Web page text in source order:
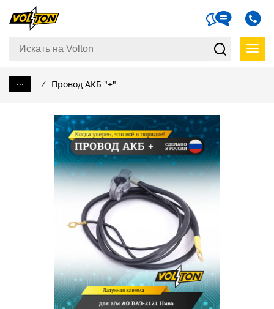
... / Провод АКБ "+"